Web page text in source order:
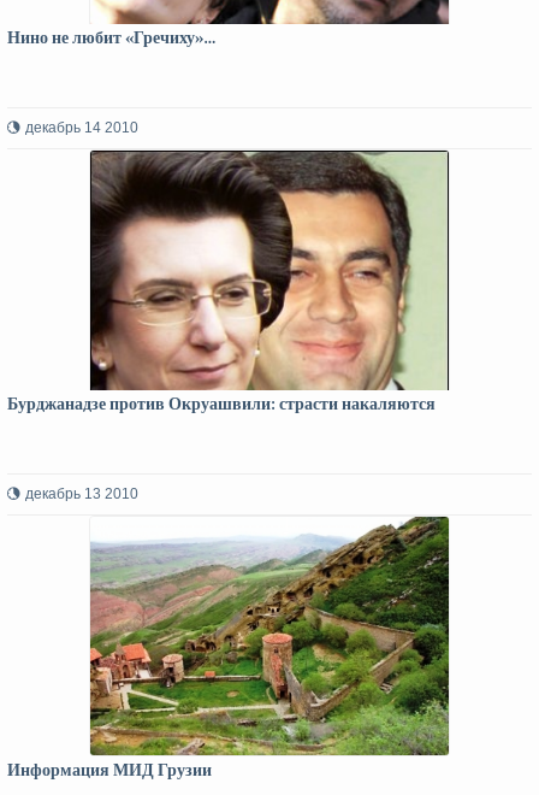
Нино не любит «Гречиху»…
декабрь 14 2010
Бурджанадзе против Окруашвили: страсти накаляются
декабрь 13 2010
Информация МИД Грузии